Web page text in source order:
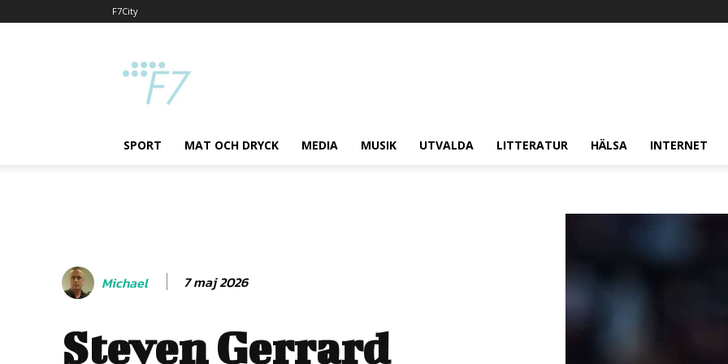
F7City
SPORT MAT OCH DRYCK MEDIA MUSIK UTVALDA LITTERATUR HÄLSA INTERNET
Michael 7 maj 2026
Steven Gerrard